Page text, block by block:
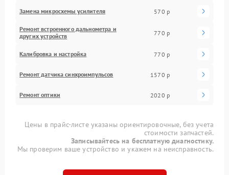
Замена микросхемы усилителя 570 р
Ремонт встроенного дальнометра и
других устройств
770 р
Калибровка и настройка 770 р
Ремонт датчика синхроимпульсов 1570 р
Ремонт оптики 2020 р
Цены в прайс-листе указаны ориентировочные, без учета
стоимости запчастей.
Записывайтесь на бесплатную диагностику.
Мы проверим ваше устройство и укажем на неисправность.